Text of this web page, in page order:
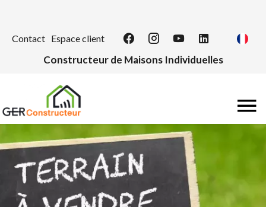
Contact Espace client
Constructeur de Maisons Individuelles